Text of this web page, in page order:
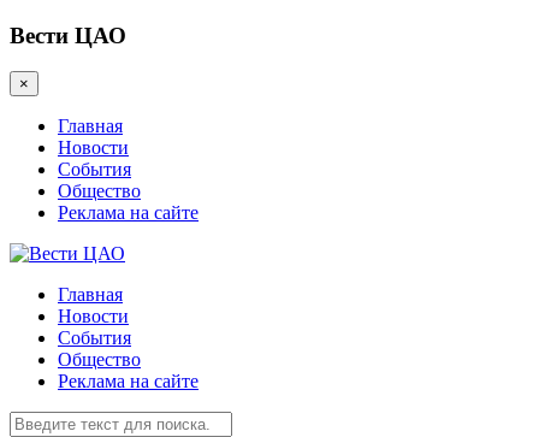
Вести ЦАО
×
Главная
Новости
События
Общество
Реклама на сайте
Главная
Новости
События
Общество
Реклама на сайте